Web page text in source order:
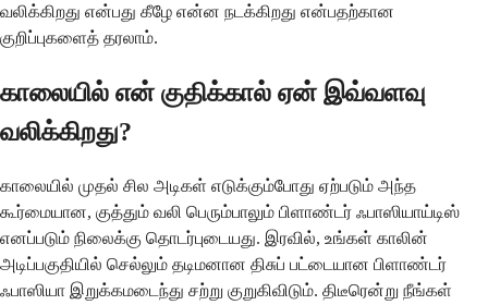
வலிக்கிறது என்பது கீழே என்ன நடக்கிறது என்பதற்கான
குறிப்புகளைத் தரலாம்.
காலையில் என் குதிக்கால் ஏன் இவ்வளவு
வலிக்கிறது?
காலையில் முதல் சில அடிகள் எடுக்கும்போது ஏற்படும் அந்த
கூர்மையான, குத்தும் வலி பெரும்பாலும் பிளாண்டர் ஃபாஸியாய்டிஸ்
எனப்படும் நிலைக்கு தொடர்புடையது. இரவில், உங்கள் காலின்
அடிப்பகுதியில் செல்லும் தடிமனான திசுப் பட்டையான பிளாண்டர்
ஃபாஸியா இறுக்கமடைந்து சற்று குறுகிவிடும். திடீரென்று நீங்கள்